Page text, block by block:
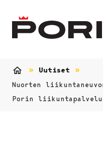
Uutiset
Nuorten
Porin